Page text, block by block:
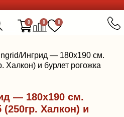
0 0 0
Ингрид — 180x190 см.
Халкон) и бурлет рогожка
— 180x190 см.
Халкон) и